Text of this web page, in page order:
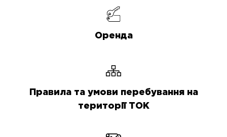
Оренда
Правила та умови перебування на
території ТОК